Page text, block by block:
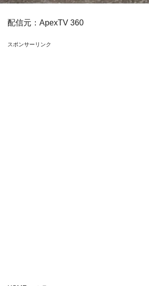
配信元： ApexTV 360
スポンサーリンク